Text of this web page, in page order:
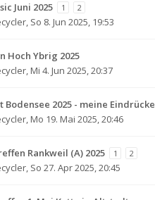
Juni 2025 1 2
, So 8. Jun 2025, 19:53
Hoch Ybrig 2025
, Mi 4. Jun 2025, 20:37
Bodensee 2025 - meine Eindrücke
, Mo 19. Mai 2025, 20:46
Rankweil (A) 2025 1 2
, So 27. Apr 2025, 20:45